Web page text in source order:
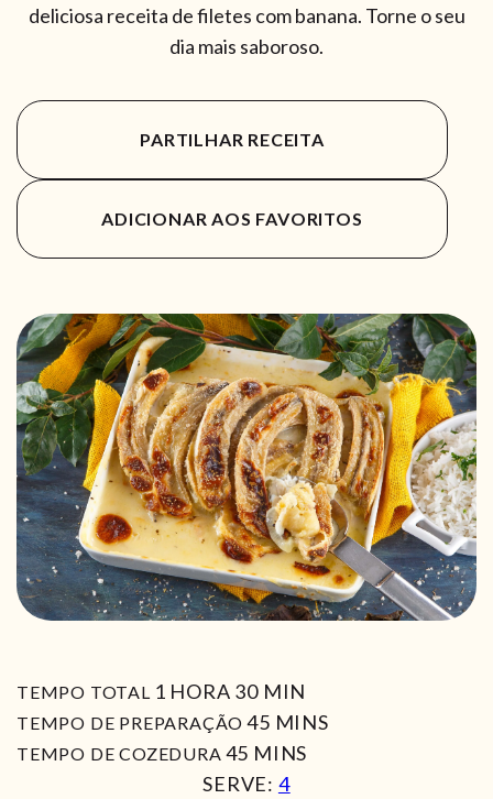
deliciosa receita de filetes com banana. Torne o seu
dia mais saboroso.
PARTILHAR RECEITA
ADICIONAR AOS FAVORITOS
TEMPO TOTAL 1 HORA
HORA 30MIN
MIN
TEMPO DE PREPARAÇÃO 45MIN
MINS
TEMPO DE COZEDURA 45 MIN
MINS
SERVE: 4